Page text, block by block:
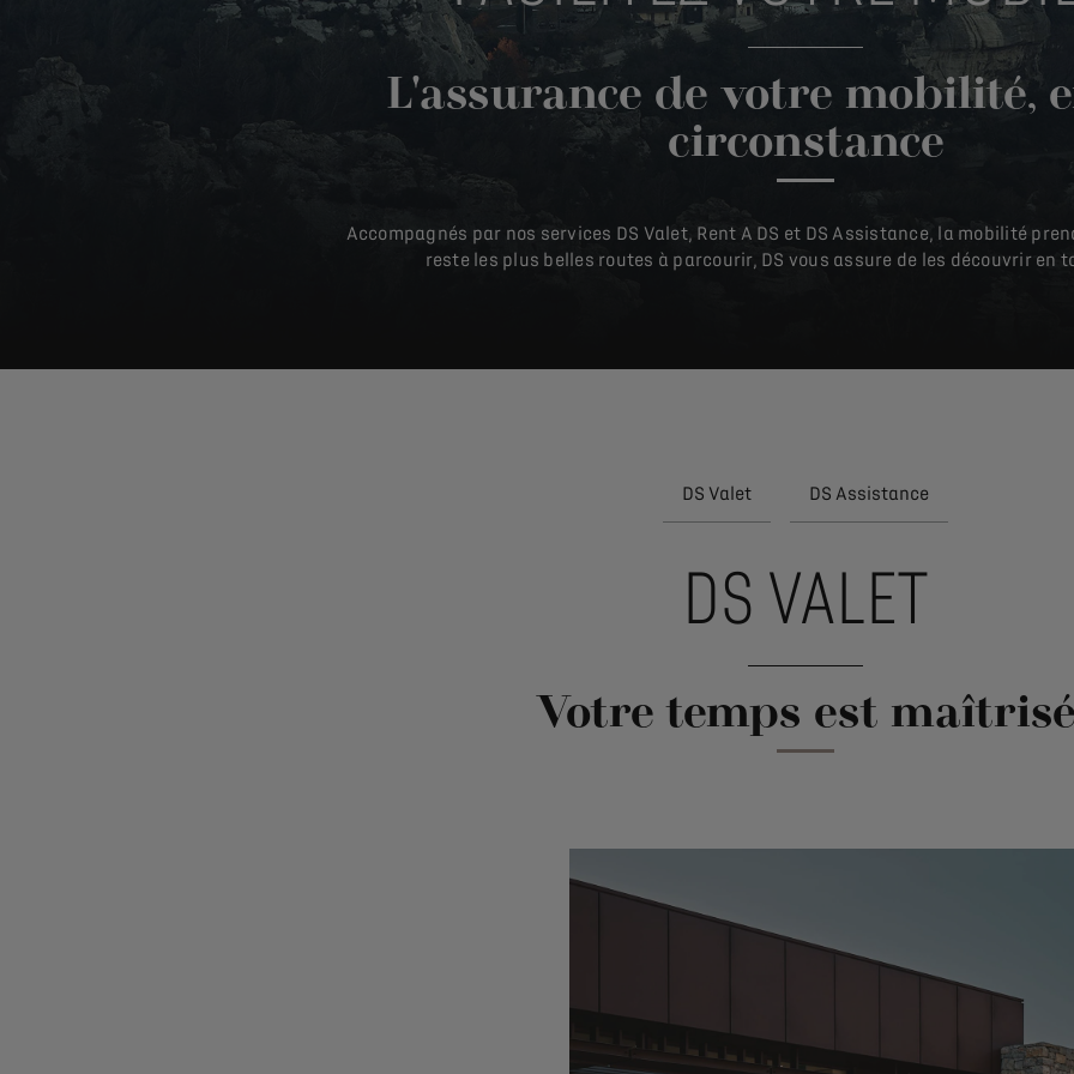
L'assurance de votre mobilité,
circonstance
Accompagnés par nos services DS Valet, Rent A DS et DS Assistance, la mobilité
reste les plus belles routes à parcourir, DS vous assure de les découvrir en
DS Valet DS Assistance
DS VALET
Votre temps est